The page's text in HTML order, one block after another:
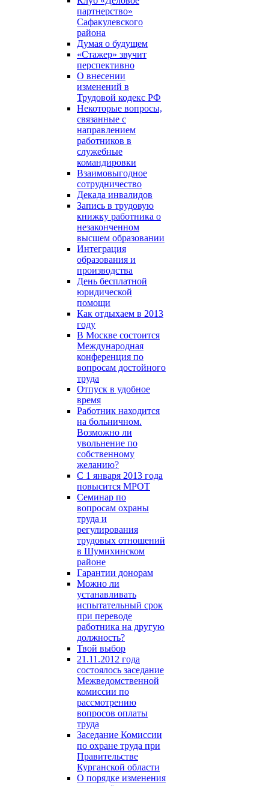
партнерство»
Сафакулевского
района
Думая о будущем
«Стажер» звучит
перспективно
О внесении
изменений в
Трудовой кодекс РФ
Некоторые вопросы,
связанные с
направлением
работников в
служебные
командировки
Взаимовыгодное
сотрудничество
Декада инвалидов
Запись в трудовую
книжку работника о
незаконченном
высшем образовании
Интеграция
образования и
производства
День бесплатной
юридической
помощи
Как отдыхаем в 2013
году
В Москве состоится
Международная
конференция по
вопросам достойного
труда
Отпуск в удобное
время
Работник находится
на больничном.
Возможно ли
увольнение по
собственному
желанию?
С 1 января 2013 года
повысится МРОТ
Семинар по
вопросам охраны
труда и
регулирования
трудовых отношений
в Шумихинском
районе
Гарантии донорам
Можно ли
устанавливать
испытательный срок
при переводе
работника на другую
должность?
Твой выбор
21.11.2012 года
состоялось заседание
Межведомственной
комиссии по
рассмотрению
вопросов оплаты
труда
Заседание Комиссии
по охране труда при
Правительстве
Курганской области
О порядке изменения